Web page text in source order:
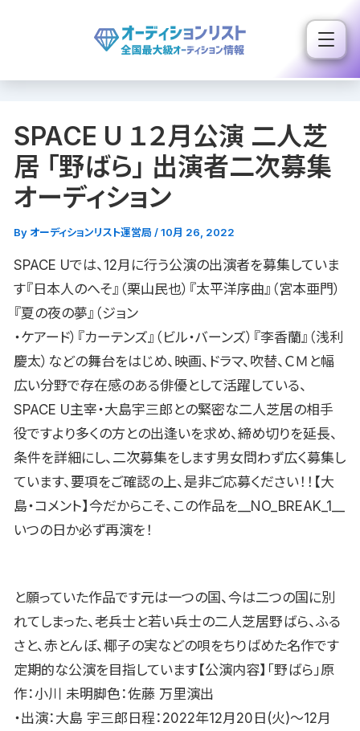
ス
SPACE U １２月公演 二人芝
居 「野ばら」 出演者二次募集
オーディション
By オーディションリスト運営局 /10月 26, 2022
SPACE Uでは、12月に行う公演の出演者を募集していま
す『日本人のへそ』（栗山民也）『太平洋序曲』（宮本亜門）
『夏の夜の夢』（ジョン
・ケアード）『カーテンズ』（ビル・バーンズ）『李香蘭』（浅利
慶太）などの舞台をはじめ、映画、ドラマ、吹替、ＣＭと幅
広い分野で存在感のある俳優として活躍している、
SPACE U主宰・大島宇三郎との緊密な二人芝居の相手
役ですより多くの方との出逢いを求め、締め切りを延長、
条件を詳細にし、二次募集をします男女問わず広く募集し
ています、要項をご確認の上、是非ご応募ください！！【大
島・コメント】今だからこそ、この作品を__NO_BREAK_1__
いつの日か必ず再演を！
と願っていた作品です元は一つの国、今は二つの国に別
れてしまった、老兵士と若い兵士の二人芝居野ばら、ふる
さと、赤とんぼ、椰子の実などの唄をちりばめた名作です
定期的な公演を目指しています【公演内容】「野ばら」原
作：小川 未明脚色：佐藤 万里演出
・出演：大島 宇三郎日程：2022年12月20日(火)〜12月